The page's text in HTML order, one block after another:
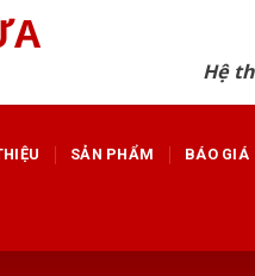
Hệ
SẢN PHẨM BÁO GIÁ